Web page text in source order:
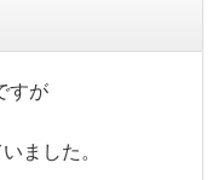
すが
ました。